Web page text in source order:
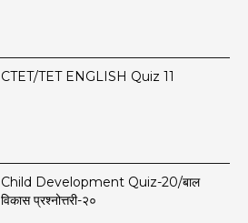
CTET/TET ENGLISH Quiz 11
Child Development Quiz-20/बाल
विकास प्रश्नोत्तरी-२०